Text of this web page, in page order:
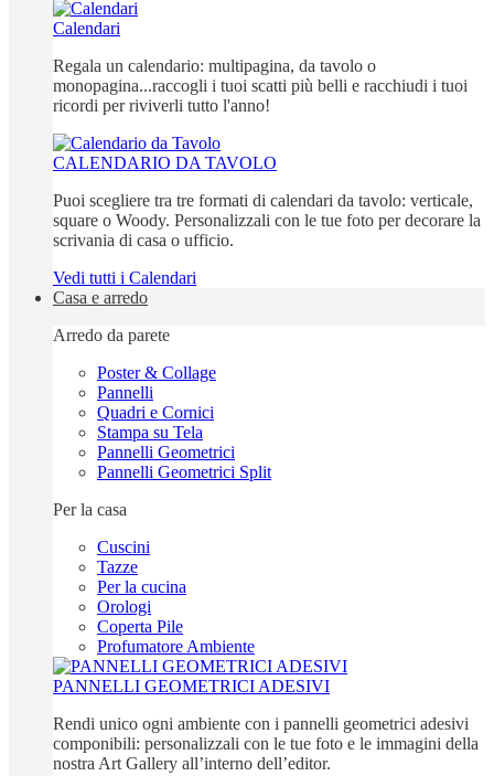
Calendari
Regala un calendario: multipagina, da tavolo o
monopagina...raccogli i tuoi scatti più belli e racchiudi i tuoi
ricordi per riviverli tutto l'anno!
CALENDARIO DA TAVOLO
Puoi scegliere tra tre formati di calendari da tavolo: verticale,
square o Woody. Personalizzali con le tue foto per decorare la
scrivania di casa o ufficio.
Vedi tutti i Calendari
Casa e arredo
Arredo da parete
Poster & Collage
Pannelli
Quadri e Cornici
Stampa su Tela
Pannelli Geometrici
Pannelli Geometrici Split
Per la casa
Cuscini
Tazze
Per la cucina
Orologi
Coperta Pile
Profumatore Ambiente
PANNELLI GEOMETRICI ADESIVI
Rendi unico ogni ambiente con i pannelli geometrici adesivi
componibili: personalizzali con le tue foto e le immagini della
nostra Art Gallery all’interno dell’editor.